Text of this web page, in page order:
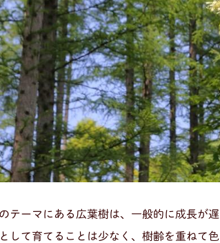
テーマにある広葉樹は、一般的に成長が
して育てることは少なく、樹齢を重ねて